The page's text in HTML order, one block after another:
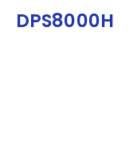
DPS8000H